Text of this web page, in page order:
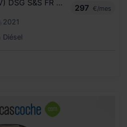
2.0 TDI 110KW (150CV) DSG S&S FR GO
2021
Diésel
297
€/mes